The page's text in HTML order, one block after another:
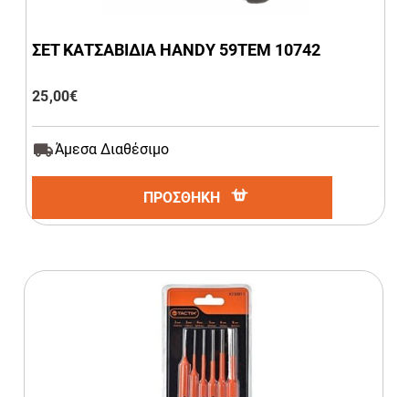
ΣΕΤ ΚΑΤΣΑΒΙΔΙΑ HANDY 59ΤΕΜ 10742
25,00€
Άμεσα Διαθέσιμο
ΠΡΟΣΘΗΚΗ